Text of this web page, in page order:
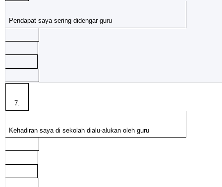
Pendapat saya sering didengar guru
7.
Kehadiran saya di sekolah dialu-alukan oleh guru